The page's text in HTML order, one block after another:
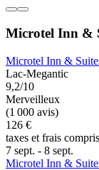
Microtel Inn &
Microtel Inn &
Lac-Megantic
9,2/10
Merveilleux
(1 000 avis)
126 €
taxes et frais compris
7 sept. - 8 sept.
Microtel Inn &